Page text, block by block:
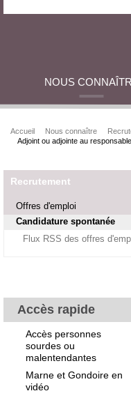
NOUS
Accueil Nous connaître
Adjoint ou adjointe au
Recrutement
Offres d'emploi
Candidature spontanée
Flux RSS des offres
Accès rapide
Accès personnes
sourdes ou
malentendantes
Marne et Gondoire en
vidéo